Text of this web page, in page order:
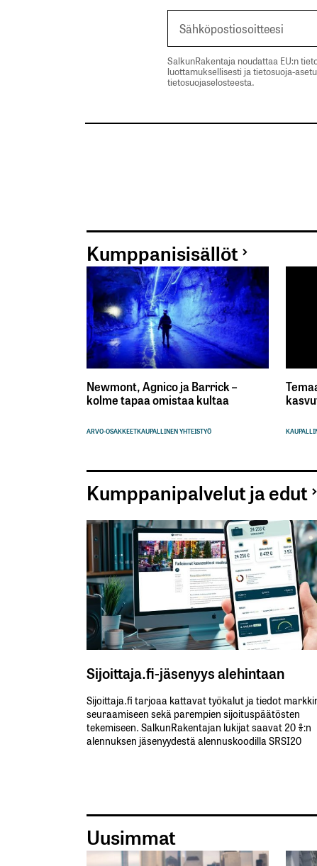
SalkunRakentaja noudattaa EU:n
luottamuksellisesti ja tietosuoja-
tietosuojaselosteesta.
Kumppanisisällöt
Newmont, Agnico ja Barrick –
kolme tapaa omistaa kultaa
ARVO-OSAKKEETKAUPALLINEN YHTEISTYÖ
Kumppanipalvelut ja edut
Sijoittaja.fi-jäsenyys alehintaan
Sijoittaja.fi tarjoaa kattavat työkalut ja tiedot
seuraamiseen sekä parempien sijoituspäätösten
tekemiseen. SalkunRakentajan lukijat saavat 20 %:n
alennuksen jäsenyydestä alennuskoodilla SRSI20
Uusimmat